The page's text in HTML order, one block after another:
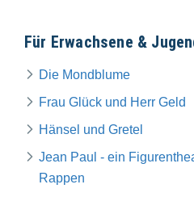
Für Erwachsene &
Die Mondblume
Frau Glück und Herr Geld
Hänsel und Gretel
Jean Paul - ein
Rappen